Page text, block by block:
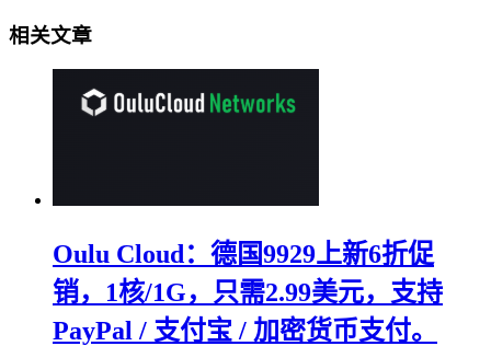
相关文章
Oulu Cloud：德国9929上新6折促
销，1核/1G，只需2.99美元，支持
PayPal / 支付宝 / 加密货币支付。